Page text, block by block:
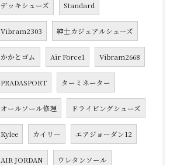
デッキシューズ Standard
Vibram2303 紳士カジュアルシューズ
かかとゴム Air Force1 Vibram2668
PRADASPORT ターミネーター
オールソール修理 ドライビングシューズ
Kylee カイリー エアジョーダン12
AIR JORDAN ウレタンソール